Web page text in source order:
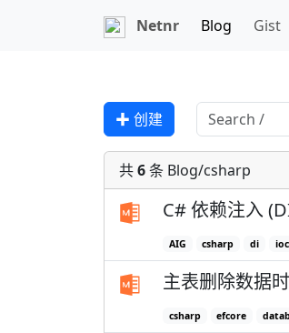
Netnr Blog Gist
✚ 创建
共6条 Blog/csharp
C# 依赖注入
AIG csharp di ioc
主表删除数据
csharp efcore